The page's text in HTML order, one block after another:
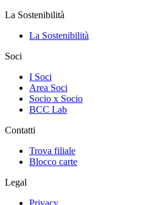
La Sostenibilità
La Sostenibilità
Soci
I Soci
Area Soci
Socio x Socio
BCC Lab
Contatti
Trova filiale
Blocco carte
Legal
Privacy